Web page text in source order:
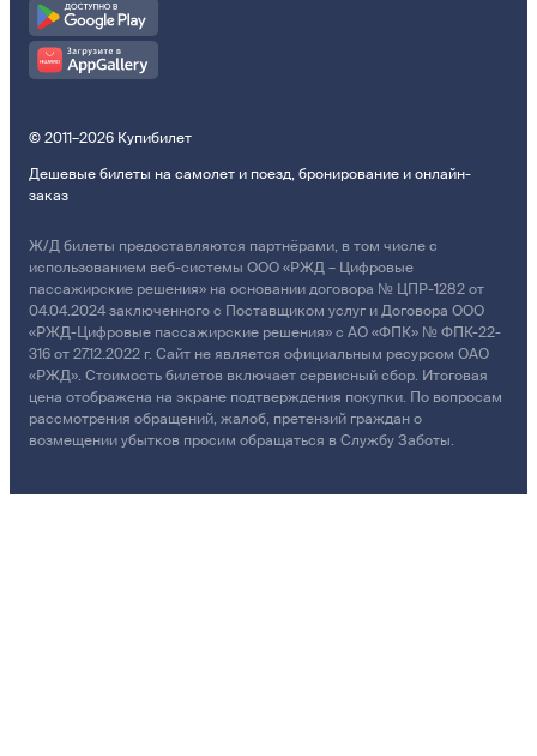
© 2011–2026 Купибилет
Дешевые билеты на самолет и поезд, бронирование и онлайн-
заказ
Ж/Д билеты предоставляются партнёрами, в том числе с
использованием веб-системы ООО «РЖД – Цифровые
пассажирские решения» на основании договора № ЦПР-1282 от
04.04.2024 заключенного с Поставщиком услуг и Договора ООО
«РЖД-Цифровые пассажирские решения» с АО «ФПК» № ФПК-22-
316 от 27.12.2022 г. Сайт не является официальным ресурсом ОАО
«РЖД». Стоимость билетов включает сервисный сбор. Итоговая
цена отображена на экране подтверждения покупки. По вопросам
рассмотрения обращений, жалоб, претензий граждан о
возмещении убытков просим обращаться в Службу Заботы.